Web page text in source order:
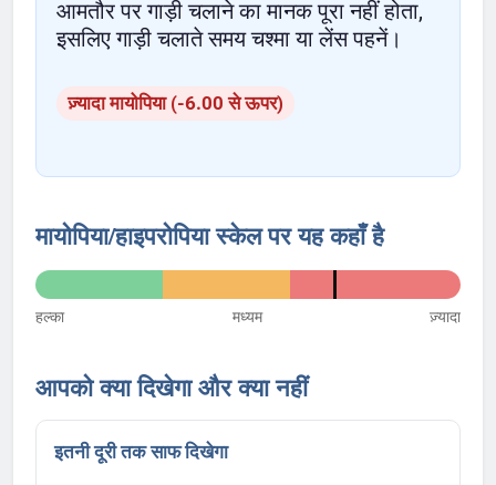
आमतौर पर गाड़ी चलाने का मानक पूरा नहीं होता,
इसलिए गाड़ी चलाते समय चश्मा या लेंस पहनें।
ज़्यादा मायोपिया (-6.00 से ऊपर)
मायोपिया/हाइपरोपिया स्केल पर यह कहाँ है
हल्का मध्यम ज़्यादा
आपको क्या दिखेगा और क्या नहीं
इतनी दूरी तक साफ दिखेगा